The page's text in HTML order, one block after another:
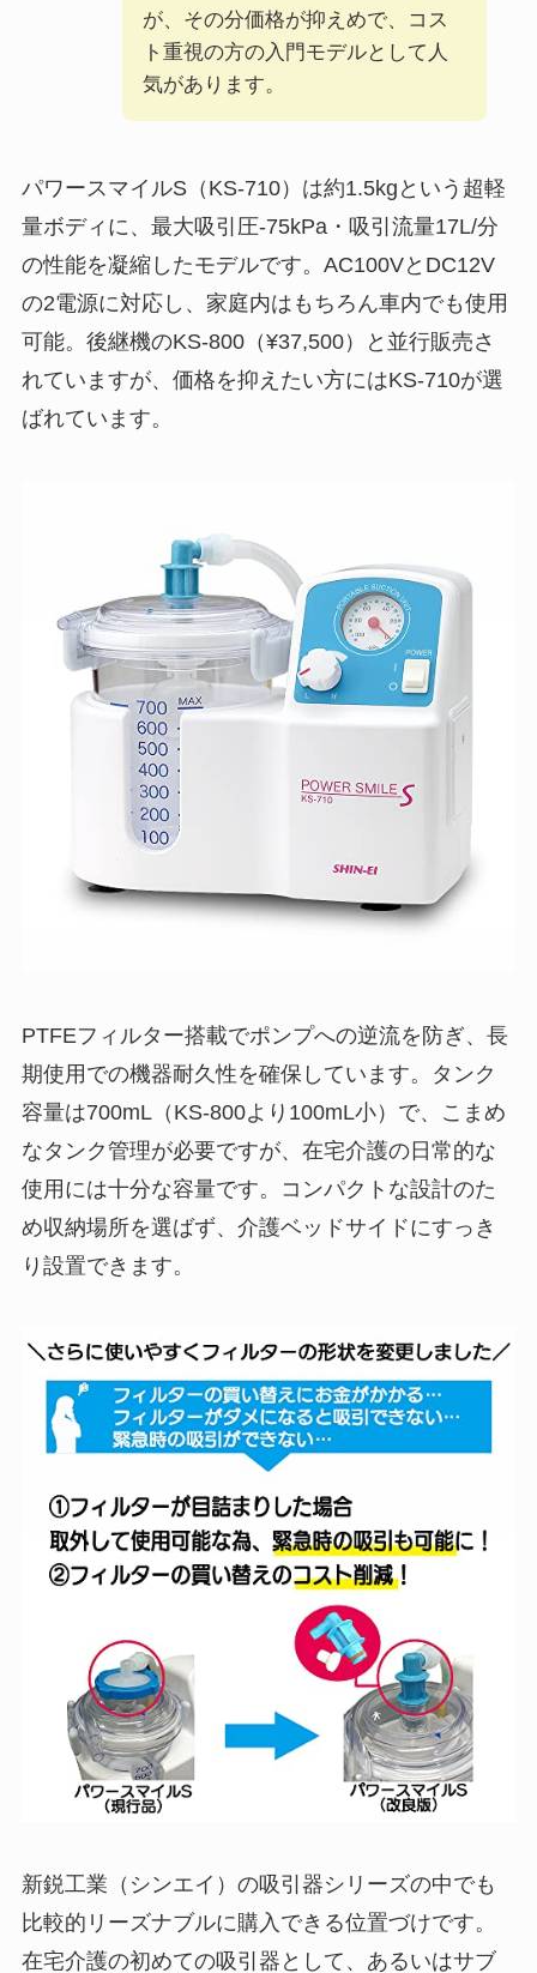
が、その分価格が抑えめで、コス
ト重視の方の入門モデルとして人
気があります。
パワースマイルS（KS-710）は約1.5kgという超軽
量ボディに、最大吸引圧-75kPa・吸引流量17L/分
の性能を凝縮したモデルです。AC100VとDC12V
の2電源に対応し、家庭内はもちろん車内でも使用
可能。後継機のKS-800（¥37,500）と並行販売さ
れていますが、価格を抑えたい方にはKS-710が選
ばれています。
PTFEフィルター搭載でポンプへの逆流を防ぎ、長
期使用での機器耐久性を確保しています。タンク
容量は700mL（KS-800より100mL小）で、こまめ
なタンク管理が必要ですが、在宅介護の日常的な
使用には十分な容量です。コンパクトな設計のた
め収納場所を選ばず、介護ベッドサイドにすっき
り設置できます。
新鋭工業（シンエイ）の吸引器シリーズの中でも
比較的リーズナブルに購入できる位置づけです。
在宅介護の初めての吸引器として、あるいはサブ